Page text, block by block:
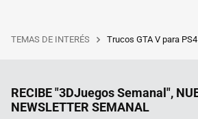
TEMAS DE INTERÉS Trucos GTA V para
RECIBE "3DJuegos Semanal",
NEWSLETTER SEMANAL